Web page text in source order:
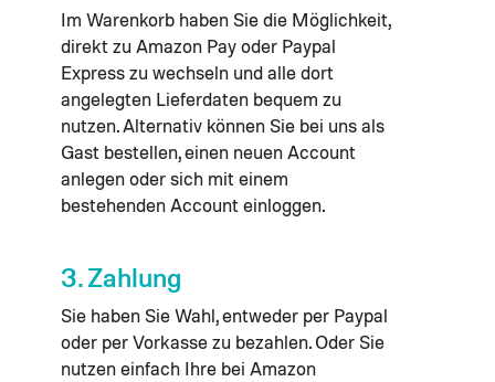
Im Warenkorb haben Sie die Möglichkeit,
direkt zu Amazon Pay oder Paypal
Express zu wechseln und alle dort
angelegten Lieferdaten bequem zu
nutzen. Alternativ können Sie bei uns als
Gast bestellen, einen neuen Account
anlegen oder sich mit einem
bestehenden Account einloggen.
3. Zahlung
Sie haben Sie Wahl, entweder per Paypal
oder per Vorkasse zu bezahlen. Oder Sie
nutzen einfach Ihre bei Amazon